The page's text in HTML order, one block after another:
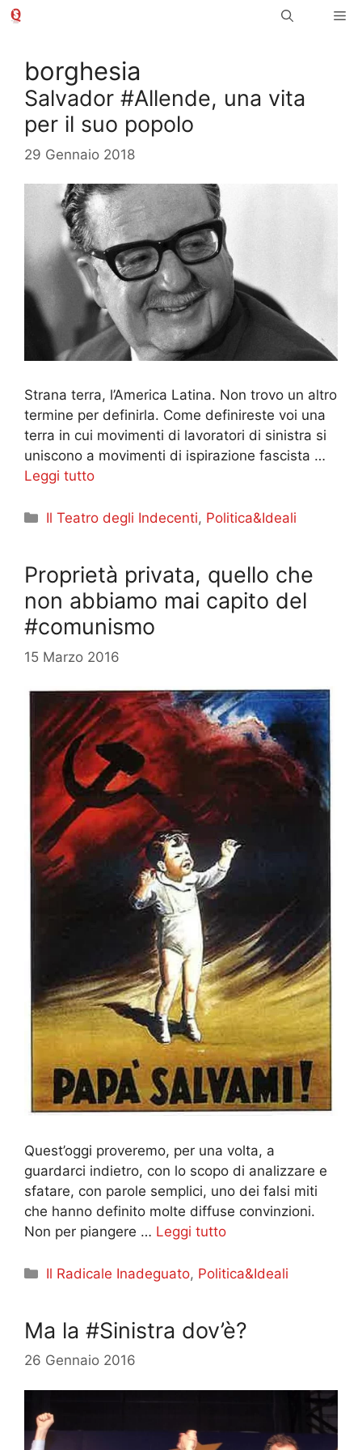
Vai
borghesia
Salvador #Allende, una vita
per il suo popolo
29 Gennaio 2018
Strana terra, l’America Latina. Non trovo un altro
termine per definirla. Come definireste voi una
terra in cui movimenti di lavoratori di sinistra si
uniscono a movimenti di ispirazione fascista …
Leggi tutto
Categorie
Il Teatro degli Indecenti, Politica&Ideali
Proprietà privata, quello che
non abbiamo mai capito del
#comunismo
15 Marzo 2016
Quest’oggi proveremo, per una volta, a
guardarci indietro, con lo scopo di analizzare e
sfatare, con parole semplici, uno dei falsi miti
che hanno definito molte diffuse convinzioni.
Non per piangere … Leggi tutto
Categorie
Il Radicale Inadeguato, Politica&Ideali
Ma la #Sinistra dov’è?
26 Gennaio 2016